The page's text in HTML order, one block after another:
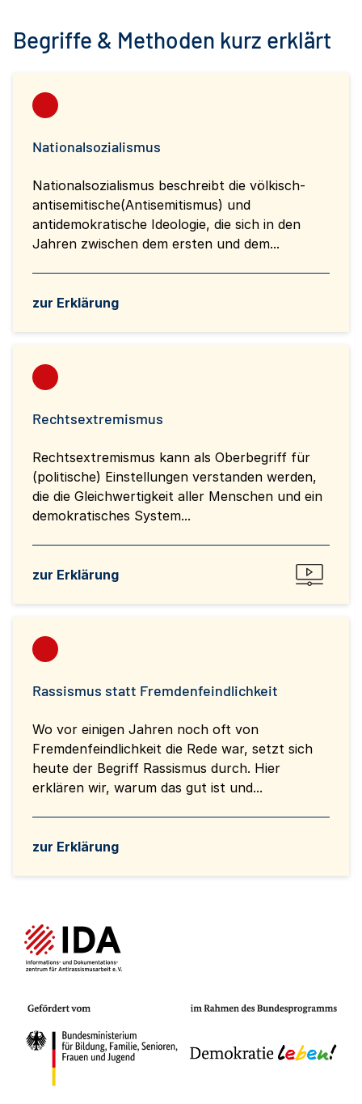
Begriffe & Methoden kurz erklärt
Nationalsozialismus
Nationalsozialismus beschreibt die völkisch-
antisemitische(Antisemitismus) und
antidemokratische Ideologie, die sich in den
Jahren zwischen dem ersten und dem...
zur Erklärung
Rechtsextremismus
Rechtsextremismus kann als Oberbegriff für
(politische) Einstellungen verstanden werden,
die die Gleichwertigkeit aller Menschen und ein
demokratisches System...
zur Erklärung
Rassismus statt Fremdenfeindlichkeit
Wo vor einigen Jahren noch oft von
Fremdenfeindlichkeit die Rede war, setzt sich
heute der Begriff Rassismus durch. Hier
erklären wir, warum das gut ist und...
zur Erklärung